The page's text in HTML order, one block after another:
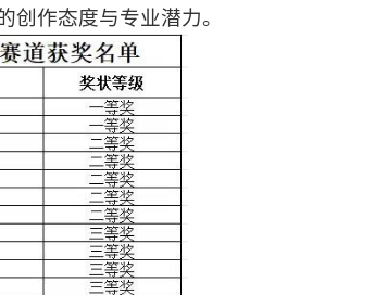
作态度与专业潜力。